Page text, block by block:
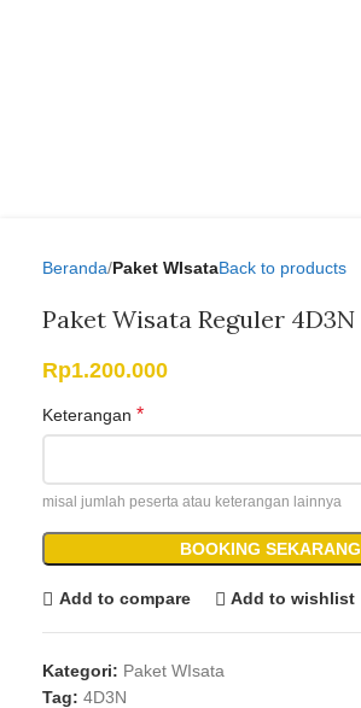
Beranda Paket WIsataBack to products
Paket Wisata Reguler 4D3N
Rp1.200.000
Keterangan *
misal jumlah peserta atau keterangan lainnya
BOOKING SEKARANG
Add to compare Add to wishlist
Kategori: Paket WIsata
Tag: 4D3N